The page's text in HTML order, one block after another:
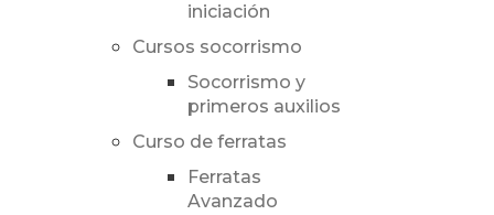
iniciación
Cursos socorrismo
Socorrismo y
primeros auxilios
Curso de ferratas
Ferratas
Avanzado